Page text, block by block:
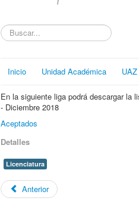
Texto
a
Inicio
Unidad Académica UAZ
En la siguiente liga podrá descargar la
- Diciembre 2018
Aceptados
Detalles
Licenciatura
Anterior